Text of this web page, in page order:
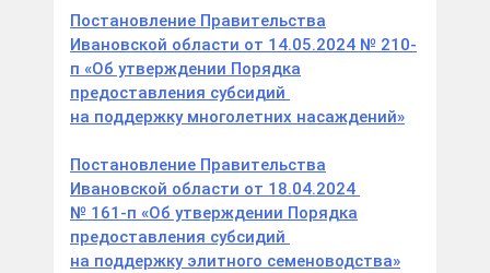
Постановление Правительства
Ивановской области от 14.05.2024 № 210-
п «Об утверждении Порядка
предоставления субсидий
на поддержку многолетних насаждений»
Постановление Правительства
Ивановской области от 18.04.2024
№ 161-п «Об утверждении Порядка
предоставления субсидий
на поддержку элитного семеноводства»